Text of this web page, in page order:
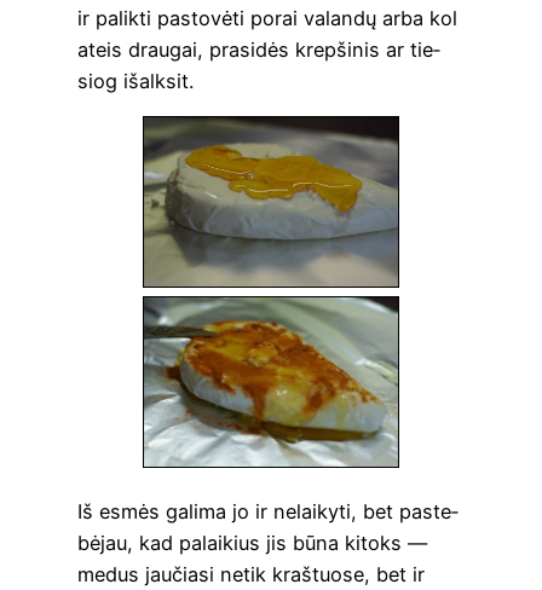
ir palik­ti pasto­vė­ti porai valan­dų arba kol
ateis drau­gai, pra­si­dės krep­ši­nis ar tie­
siog išalksit.
Iš esmės gali­ma jo ir nelai­ky­ti, bet paste­
bė­jau, kad palai­kius jis būna kitoks —
medus jau­čia­si netik kraš­tuo­se, bet ir